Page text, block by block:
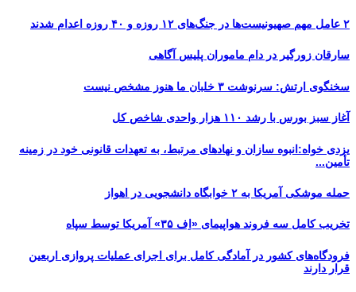
۲ عامل مهم صهیونیست‌ها در جنگ‌های ۱۲ روزه و ۴۰ روزه اعدام شدند
سارقان زورگیر در دام ماموران پلیس آگاهی
سخنگوی ارتش: سرنوشت ۳ خلبان ما هنوز مشخص نیست
آغاز سبز بورس با رشد ۱۱۰ هزار واحدی شاخص کل
یزدی خواه:انبوه سازان و نهادهای مرتبط، به تعهدات قانونی خود در زمینه
تأمین...
حمله موشکی آمریکا به ۲ خوابگاه دانشجویی در اهواز
تخریب کامل سه فروند هواپیمای «اِف ۳۵» آمریکا توسط سپاه
فرودگاه‌های کشور در آمادگی کامل برای اجرای عملیات پروازی اربعین
قرار دارند